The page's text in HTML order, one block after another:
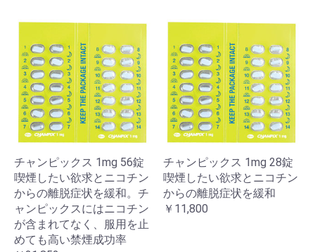
チャンピックス 1mg 56錠
喫煙したい欲求とニコチン
からの離脱症状を緩和。チ
ャンピックスにはニコチン
が含まれてなく、服用を止
めても高い禁煙成功率
チャンピックス 1mg 28錠
喫煙したい欲求とニコチン
からの離脱症状を緩和
￥11,800